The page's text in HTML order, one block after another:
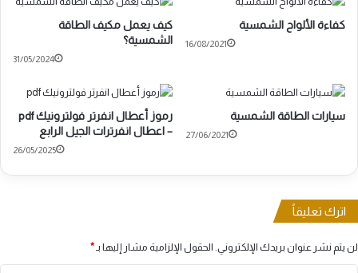
كيف يعمل مكيف الطاقة
الشمسية؟
31/05/2024
كفاءة الألواح الشمسية
16/08/2021
رموز أعطال انفرتر فولترونيك pdf
– اعطال انفرترات الجيل الرابع
26/05/2025
سيارات الطاقة الشمسية
27/06/2021
اترك تعليقاً
لن يتم نشر عنوان بريدك الإلكتروني. الحقول الإلزامية مشار إليها بـ*